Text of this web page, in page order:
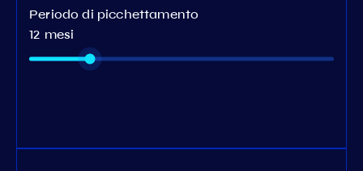
Periodo di picchettamento
12 mesi